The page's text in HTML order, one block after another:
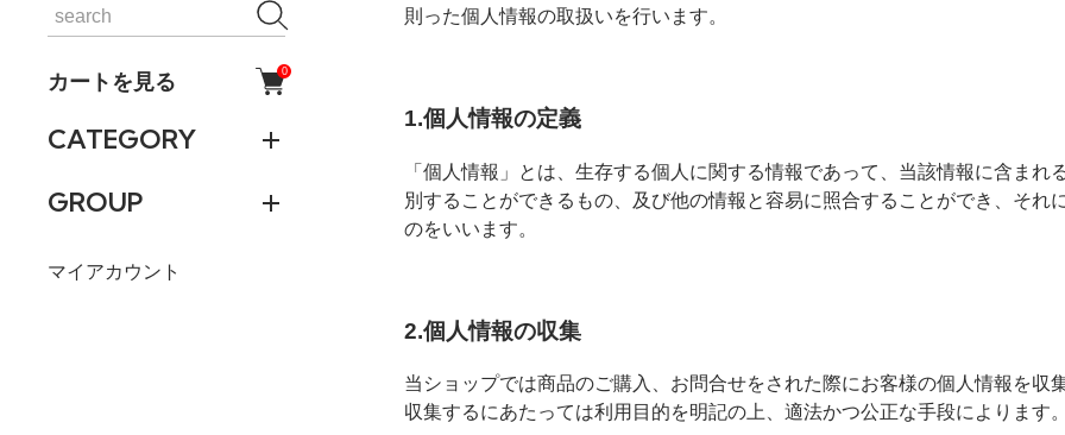
カートを見る 0
CATEGORY
GROUP
マイアカウント
則った個人情報の取扱いを行います。
1.個人情報の定義
「個人情報」とは、生存する個人に関する情報であって、当該情報に含ま
別することができるもの、及び他の情報と容易に照合することができ、そ
のをいいます。
2.個人情報の収集
当ショップでは商品のご購入、お問合せをされた際にお客様の個人情報を収
収集するにあたっては利用目的を明記の上、適法かつ公正な手段によります。